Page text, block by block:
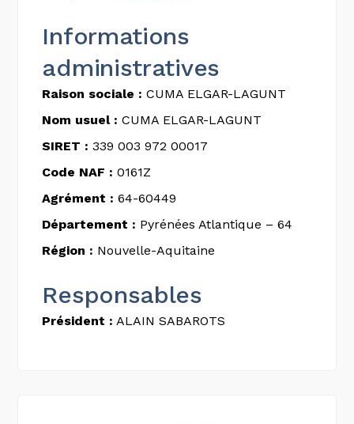
Informations
administratives
Raison sociale : CUMA ELGAR-LAGUNT
Nom usuel : CUMA ELGAR-LAGUNT
SIRET : 339 003 972 00017
Code NAF : 0161Z
Agrément : 64-60449
Département : Pyrénées Atlantique – 64
Région : Nouvelle-Aquitaine
Responsables
Président : ALAIN SABAROTS